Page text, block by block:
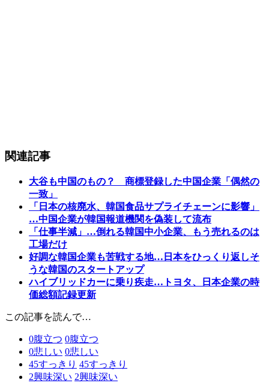
関連記事
大谷も中国のもの？ 商標登録した中国企業「偶然の
一致」
「日本の核廃水、韓国食品サプライチェーンに影響」
…中国企業が韓国報道機関を偽装して流布
「仕事半減」…倒れる韓国中小企業、もう売れるのは
工場だけ
好調な韓国企業も苦戦する地…日本をひっくり返しそ
うな韓国のスタートアップ
ハイブリッドカーに乗り疾走…トヨタ、日本企業の時
価総額記録更新
この記事を読んで…
0腹立つ 0腹立つ
0悲しい 0悲しい
45すっきり 45すっきり
2興味深い 2興味深い